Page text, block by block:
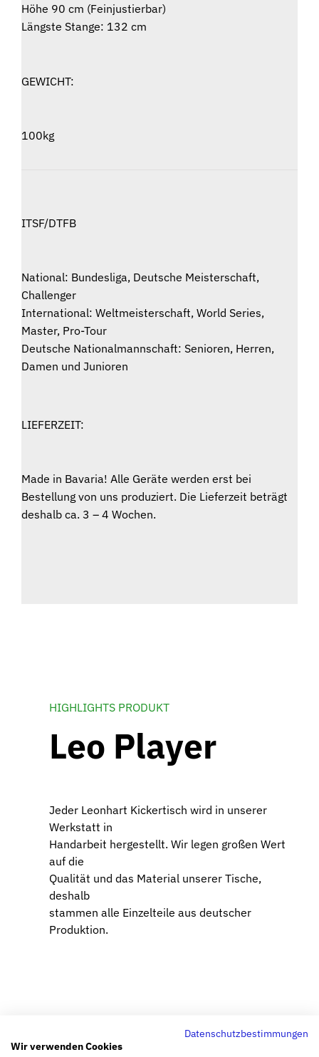
Höhe 90 cm (Feinjustierbar)
Längste Stange: 132 cm
GEWICHT:
100kg
ITSF/DTFB
National: Bundesliga, Deutsche Meisterschaft,
Challenger
International: Weltmeisterschaft, World Series,
Master, Pro-Tour
Deutsche Nationalmannschaft: Senioren, Herren,
Damen und Junioren
LIEFERZEIT:
Made in Bavaria! Alle Geräte werden erst bei
Bestellung von uns produziert. Die Lieferzeit beträgt
deshalb ca. 3 – 4 Wochen.
HIGHLIGHTS PRODUKT
Leo Player
Jeder Leonhart Kickertisch wird in unserer
Werkstatt in
Handarbeit hergestellt. Wir legen großen Wert
auf die
Qualität und das Material unserer Tische,
deshalb
stammen alle Einzelteile aus deutscher
Produktion.
Datenschutzbestimmungen
Wir verwenden Cookies